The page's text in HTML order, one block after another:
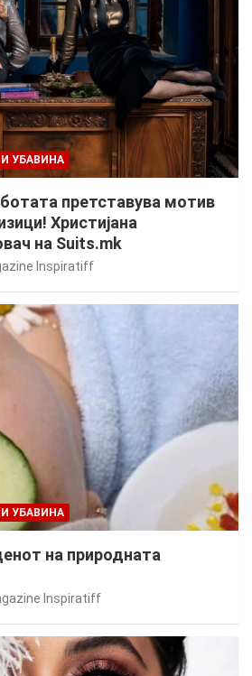
УБАВИНА
претставува мотив
Христијана
на Suits.mk
Inspiratiff
УБАВИНА
на природната
Inspiratiff